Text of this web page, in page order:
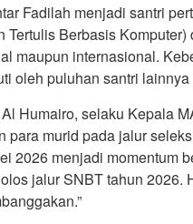
Fadilah menjadi santri
Tertulis Berbasis
maupun internasional.
oleh puluhan santri
Humairo, selaku Kepala
para murid pada jalur
2026 menjadi momentum
jalur SNBT tahun 2026.